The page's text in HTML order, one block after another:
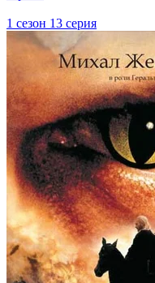
1 сезон 13 серия